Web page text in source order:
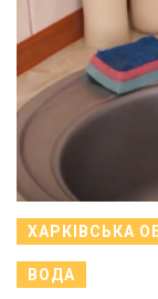
ХАРКІВСЬКА
ВОДА